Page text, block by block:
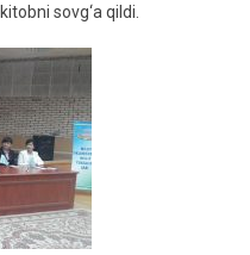
sovg‘a qildi.